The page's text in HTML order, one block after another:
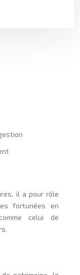
il a pour rôle
fortunées en
celui de